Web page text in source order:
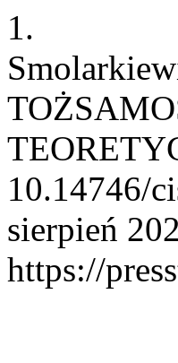
1.
10.14746/
sierpień
https://